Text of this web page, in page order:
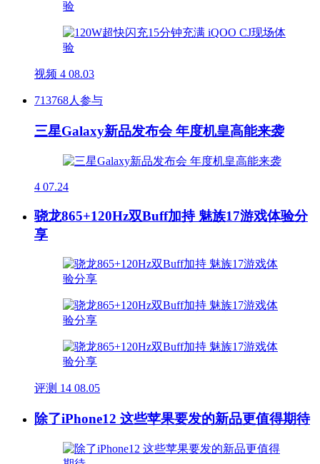
视频 4 08.03
713768人参与
三星Galaxy新品发布会 年度机皇高能来袭
4 07.24
骁龙865+120Hz双Buff加持 魅族17游戏体验分
享
评测 14 08.05
除了iPhone12 这些苹果要发的新品更值得期待